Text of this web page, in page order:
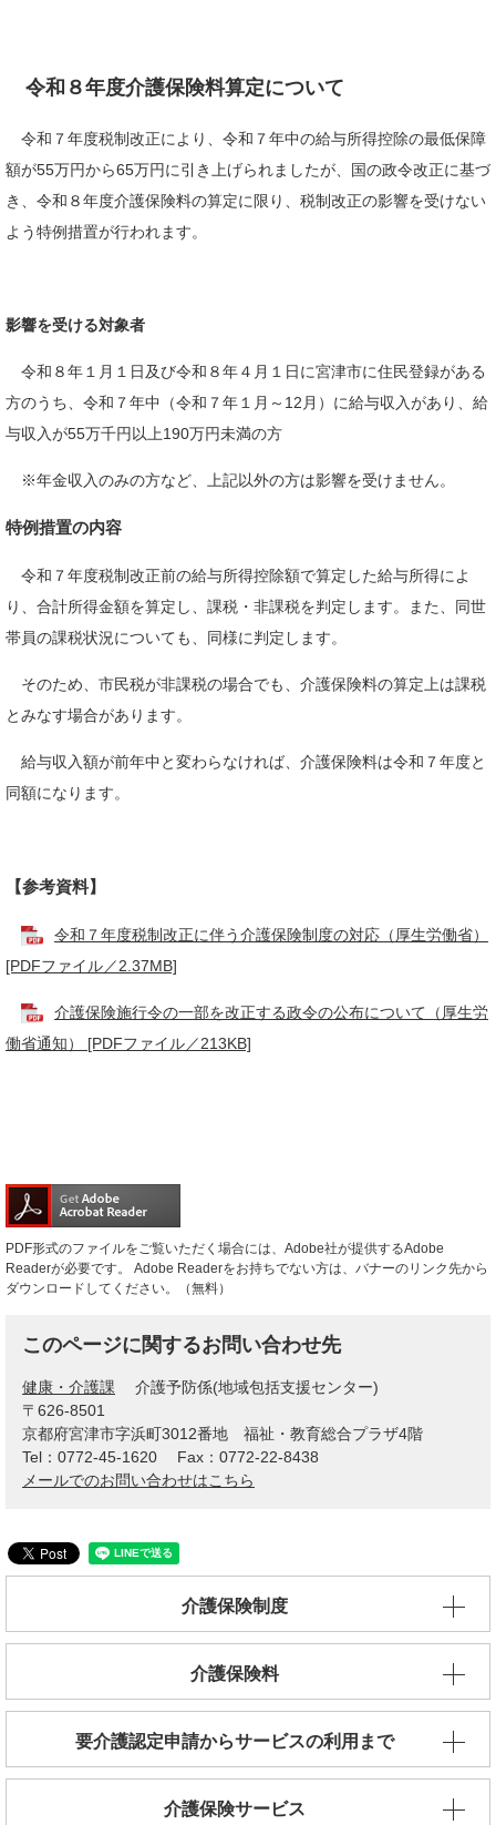
令和８年度介護保険料算定について
令和７年度税制改正により、令和７年中の給与所得控除の最低保障
額が55万円から65万円に引き上げられましたが、国の政令改正に基づ
き、令和８年度介護保険料の算定に限り、税制改正の影響を受けない
よう特例措置が行われます。
影響を受ける対象者
令和８年１月１日及び令和８年４月１日に宮津市に住民登録がある
方のうち、 令和７年中（令和７年１月～12月）に給与収入があり、給
与収入が55万千円以上190万円未満の方
※年金収入のみの方など、上記以外の方は影響を受けません。
特例措置の内容
令和７年度税制改正前の給与所得控除額で算定した給与所得によ
り、合計所得金額を算定し、課税・非課税を判定します。また、同世
帯員の課税状況についても、同様に判定します。
そのため、市民税が非課税の場合でも、介護保険料の算定上は課税
とみなす場合があります。
給与収入額が前年中と変わらなければ、介護保険料は令和７年度と
同額になります。
【参考資料】
令和７年度税制改正に伴う介護保険制度の対応（厚生労働省）
[PDFファイル／2.37MB]
介護保険施行令の一部を改正する政令の公布について（厚生労
働省通知） [PDFファイル／213KB]
PDF形式のファイルをご覧いただく場合には、Adobe社が提供するAdobe
Readerが必要です。
Adobe Readerをお持ちでない方は、バナーのリンク先から
ダウンロードしてください。（無料）
このページに関するお問い合わせ先
健康・介護課
介護予防係(地域包括支援センター)
〒626-8501
京都府宮津市字浜町3012番地 福祉・教育総合プラザ4階
Tel：0772-45-1620
Fax：0772-22-8438
メールでのお問い合わせはこちら
介護保険制度
介護保険料
要介護認定申請からサービスの利用まで
介護保険サービス